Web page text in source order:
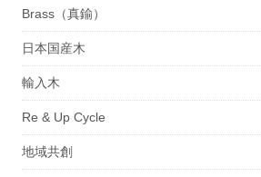
Brass（真鍮）
日本国産木
輸入木
Re & Up Cycle
地域共創